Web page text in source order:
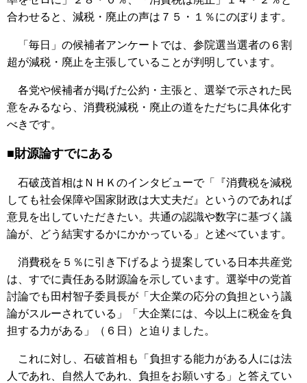
合わせると、減税・廃止の声は７５・１％にのぼります。
「毎日」の候補者アンケートでは、参院選当選者の６割
超が減税・廃止を主張していることが判明しています。
各党や候補者が掲げた公約・主張と、選挙で示された民
意をみるなら、消費税減税・廃止の道をただちに具体化す
べきです。
■財源論すでにある
石破茂首相はＮＨＫのインタビューで「『消費税を減税
しても社会保障や国家財政は大丈夫だ』というのであれば
意見を出していただきたい。共通の認識や数字に基づく議
論が、どう結実するかにかかっている」と述べています。
消費税を５％に引き下げるよう提案している日本共産党
は、すでに責任ある財源論を示しています。選挙中の党首
討論でも田村智子委員長が「大企業の応分の負担という議
論がスルーされている」「大企業には、今以上に税金を負
担する力がある」（６日）と迫りました。
これに対し、石破首相も「負担する能力がある人には法
人であれ、自然人であれ、負担をお願いする」と答えてい